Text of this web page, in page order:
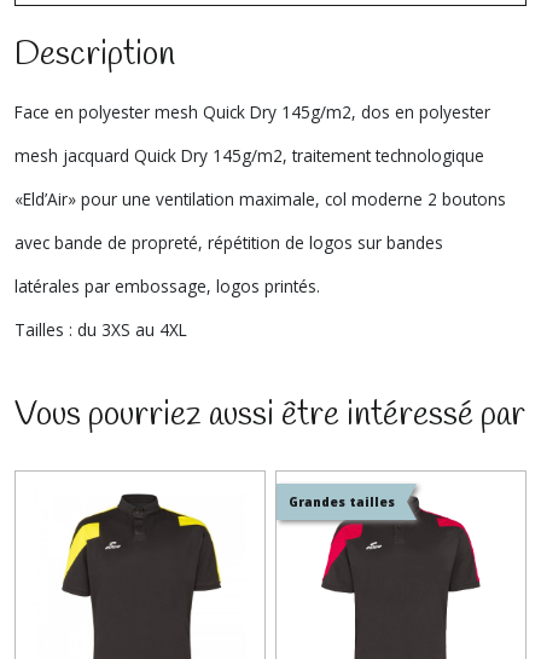
Description
Face en polyester mesh Quick Dry 145g/m2, dos en polyester
mesh jacquard Quick Dry 145g/m2, traitement technologique
«Eld’Air» pour une ventilation maximale, col moderne 2 boutons
avec bande de propreté, répétition de logos sur bandes
latérales par embossage, logos printés.
Tailles : du 3XS au 4XL
Vous pourriez aussi être intéressé par
Grandes tailles